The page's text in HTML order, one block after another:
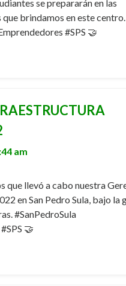
se prepararán en las
brindamos en este centro.
#SPS 🤝
am
que llevó a cabo nuestra
en San Pedro Sula, bajo la
#SanPedroSula
🤝